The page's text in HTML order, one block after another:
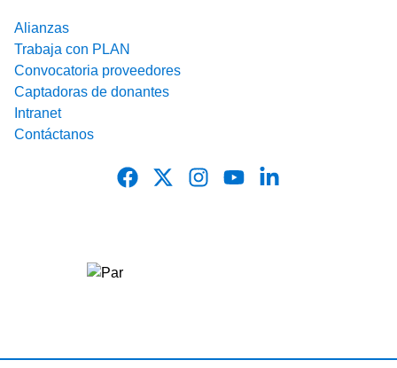
Alianzas
Trabaja con PLAN
Convocatoria proveedores
Captadoras de donantes
Intranet
Contáctanos